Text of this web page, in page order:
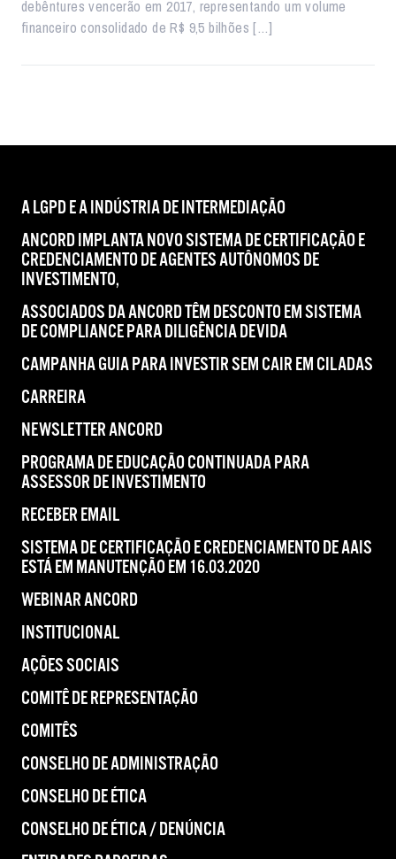
debêntures vencerão em 2017, representando um volume
financeiro consolidado de R$ 9,5 bilhões […]
A LGPD E A INDÚSTRIA DE INTERMEDIAÇÃO
ANCORD IMPLANTA NOVO SISTEMA DE CERTIFICAÇÃO E
CREDENCIAMENTO DE AGENTES AUTÔNOMOS DE
INVESTIMENTO,
ASSOCIADOS DA ANCORD TÊM DESCONTO EM SISTEMA
DE COMPLIANCE PARA DILIGÊNCIA DEVIDA
CAMPANHA GUIA PARA INVESTIR SEM CAIR EM CILADAS
CARREIRA
NEWSLETTER ANCORD
PROGRAMA DE EDUCAÇÃO CONTINUADA PARA
ASSESSOR DE INVESTIMENTO
RECEBER EMAIL
SISTEMA DE CERTIFICAÇÃO E CREDENCIAMENTO DE AAIS
ESTÁ EM MANUTENÇÃO EM 16.03.2020
WEBINAR ANCORD
INSTITUCIONAL
AÇÕES SOCIAIS
COMITÊ DE REPRESENTAÇÃO
COMITÊS
CONSELHO DE ADMINISTRAÇÃO
CONSELHO DE ÉTICA
CONSELHO DE ÉTICA / DENÚNCIA